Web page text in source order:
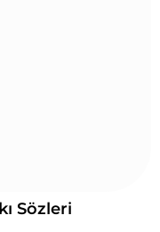
Sözleri